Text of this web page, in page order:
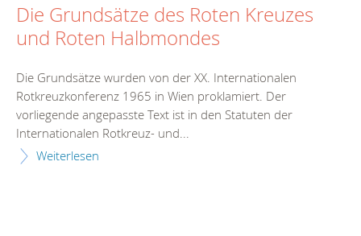
Die Grundsätze des Roten Kreuzes
und Roten Halbmondes
Die Grundsätze wurden von der XX. Internationalen
Rotkreuzkonferenz 1965 in Wien proklamiert. Der
vorliegende angepasste Text ist in den Statuten der
Internationalen Rotkreuz- und...
Weiterlesen